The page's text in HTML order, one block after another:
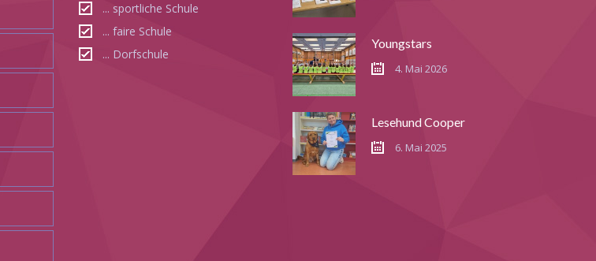
... sportliche Schule
... faire Schule
... Dorfschule
Youngstars
4. Mai 2026
Lesehund Cooper
6. Mai 2025